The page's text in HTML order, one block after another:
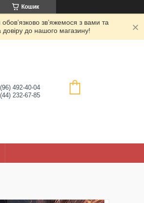
Кошик
зв’яжемося з вами та
до нашого магазину!
492-40-04
232-67-85